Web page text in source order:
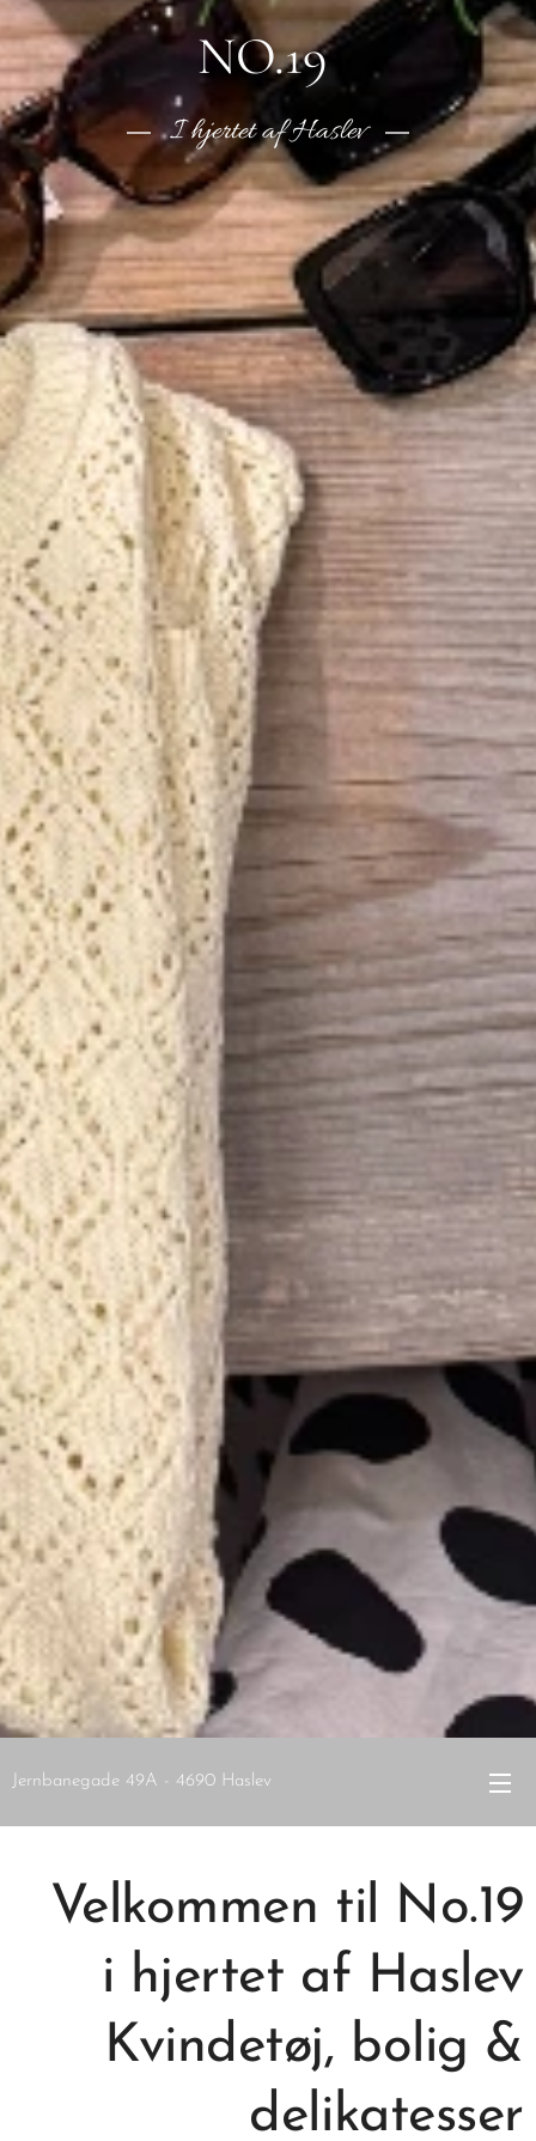
Jernbanegade 49A - 4690 Haslev
NO.19
I hjertet af Haslev
Velkommen til No.19
i hjertet af Haslev
Kvindetøj, bolig &
delikatesser